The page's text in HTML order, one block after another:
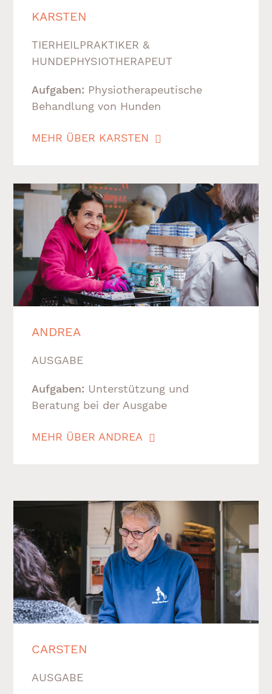
KARSTEN
TIERHEILPRAKTIKER &
HUNDEPHYSIOTHERAPEUT
Aufgaben: Physiotherapeutische
Behandlung von Hunden
MEHR ÜBER KARSTEN
ANDREA
AUSGABE
Aufgaben: Unterstützung und
Beratung bei der Ausgabe
MEHR ÜBER ANDREA
CARSTEN
AUSGABE